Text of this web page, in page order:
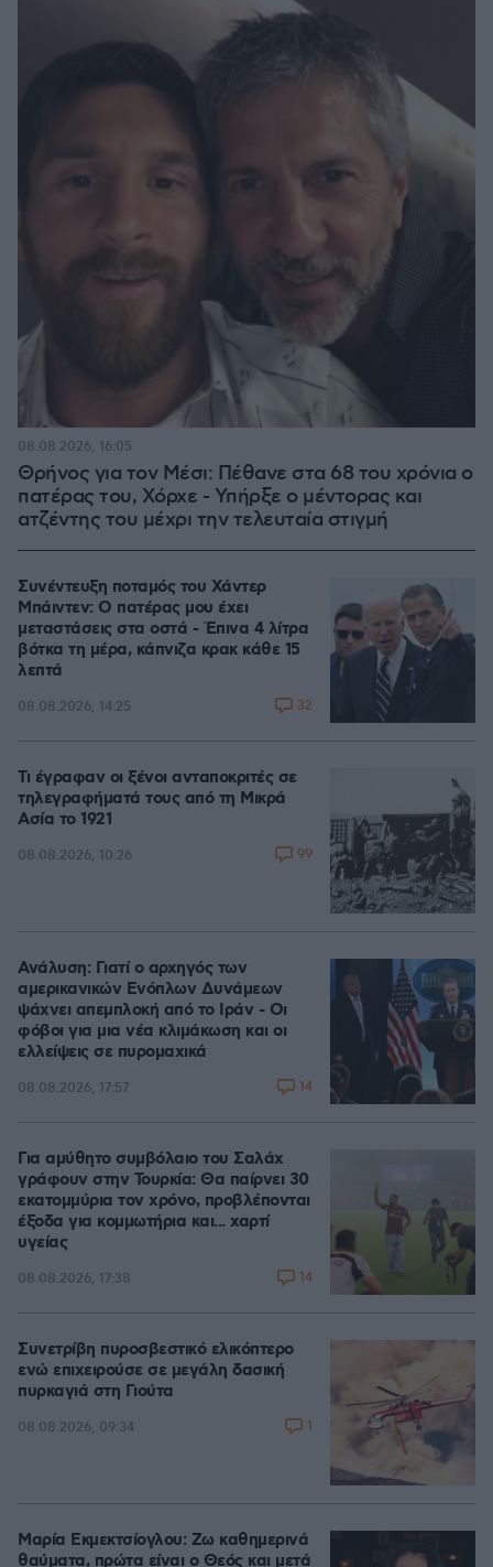
Θρήνος για τον Μέσι: Πέθανε στα 68 του χρόνια ο
πατέρας του, Χόρχε - Υπήρξε ο μέντορας και
ατζέντης του μέχρι την τελευταία στιγμή
08.08.2026, 16:05
Συνέντευξη ποταμός του Χάντερ
Μπάιντεν: Ο πατέρας μου έχει
μεταστάσεις στα οστά - Έπινα 4 λίτρα
βότκα τη μέρα, κάπνιζα κρακ κάθε 15
λεπτά
08.08.2026, 14:25 32
Τι έγραφαν οι ξένοι ανταποκριτές σε
τηλεγραφήματά τους από τη Μικρά
Ασία το 1921
08.08.2026, 10:26 99
Ανάλυση: Γιατί ο αρχηγός των
αμερικανικών Ενόπλων Δυνάμεων
ψάχνει απεμπλοκή από το Ιράν - Οι
φόβοι για μια νέα κλιμάκωση και οι
ελλείψεις σε πυρομαχικά
08.08.2026, 17:57 14
Για αμύθητο συμβόλαιο του Σαλάχ
γράφουν στην Τουρκία: Θα παίρνει 30
εκατομμύρια τον χρόνο, προβλέπονται
έξοδα για κομμωτήρια και... χαρτί
υγείας
08.08.2026, 17:38 14
Συνετρίβη πυροσβεστικό ελικόπτερο
ενώ επιχειρούσε σε μεγάλη δασική
πυρκαγιά στη Γιούτα
08.08.2026, 09:34 1
Μαρία Εκμεκτσίογλου: Ζω καθημερινά
θαύματα, πρώτα είναι ο Θεός και μετά